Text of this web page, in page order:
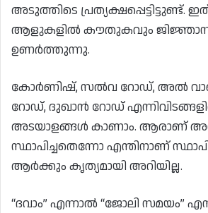
അടുത്തിടെ പ്രത്യക്ഷപ്പെട്ടിട്ടുണ്ട്.
ആളുകളിൽ കൗതുകവും
ഉണർത്തുന്നു.
കോർണിഷ്, സൽവ റോഡ്, അൽ വാബ്
റോഡ്, ദുഖാൻ റോഡ്
അടയാളങ്ങൾ കാണാം. ആരാണ്
സ്ഥാപിച്ചതെന്നോ എന്തിനാണ്
ആർക്കും കൃത്യമായി അറിയില്ല.
“ദവാം” എന്നാൽ “ജോലി സമയം”